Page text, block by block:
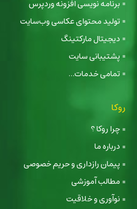
برنامه نویسی افزونه وردپرس
تولید محتوای عکاسی وب‌سایت
دیجیتال مارکتینگ
پشتیبانی سایت
تمامی خدمات...
روکا
چرا روکا ؟
درباره ما
پیمان رازداری و حریم خصوصی
مطالب آموزشی
نوآوری و خلاقیت